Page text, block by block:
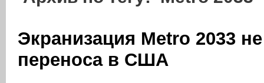
Экранизация Metro 2033
переноса в США